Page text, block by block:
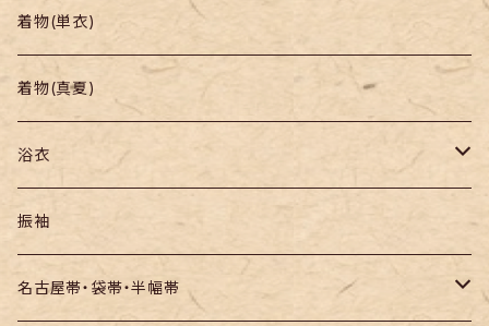
帯
羽織り・道行
小紋
色無地・江戸小紋
紬
訪問着・付下
お召し
着物(単衣)
着物(真夏)
浴衣
セオα・ポリ
木綿・綿麻
振袖
名古屋帯・袋帯・半幅帯